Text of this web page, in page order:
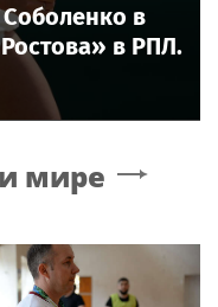
в
в РПЛ.
мире